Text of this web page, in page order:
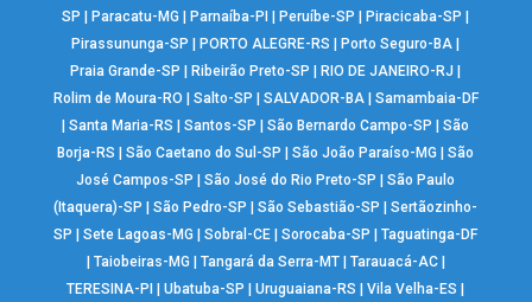
SP
Paracatu-MG Parnaíba-PI Peruíbe-SP Piracicaba-SP
Pirassununga-SP
PORTO ALEGRE-RS Porto Seguro-BA
Praia Grande-SP
Ribeirão Preto-SP RIO DE JANEIRO-RJ
Rolim de Moura-RO
Salto-SP SALVADOR-BA| Samambaia-DF
|Santa Maria-RS |Santos-SP |São Bernardo Campo-SP |São
Borja-RS
|São Caetano do Sul-SP |São João Paraíso-MG |São
José Campos-SP
|São José do Rio Preto-SP |São Paulo
(Itaquera)-SP
|São Pedro-SP |São Sebastião-SP |Sertãozinho-
SP
|Sete Lagoas-MG |Sobral-CE |Sorocaba-SP |Taguatinga-DF
Taiobeiras-MG Tangará da Serra-MT| Tarauacá-AC|
TERESINA-PI
|Ubatuba-SP |Uruguaiana-RS |Vila Velha-ES